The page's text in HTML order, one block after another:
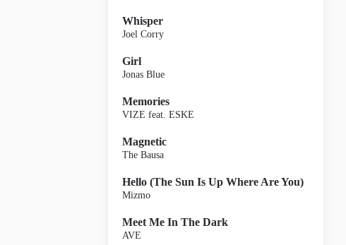
Whisper
Joel Corry
Girl
Jonas Blue
Memories
VIZE feat. ESKE
Magnetic
The Bausa
Hello (The Sun Is Up Where Are You)
Mizmo
Meet Me In The Dark
AVE